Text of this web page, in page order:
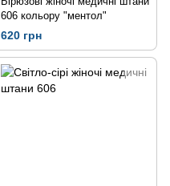
606 кольору "ментол"
620 грн